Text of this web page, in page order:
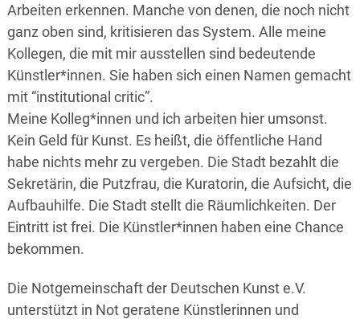
Arbeiten erkennen. Manche von denen, die noch nicht
ganz oben sind, kritisieren das System. Alle meine
Kollegen, die mit mir ausstellen sind bedeutende
Künstler*innen. Sie haben sich einen Namen gemacht
mit “institutional critic”.
Meine Kolleg*innen und ich arbeiten hier umsonst.
Kein Geld für Kunst. Es heißt, die öffentliche Hand
habe nichts mehr zu vergeben. Die Stadt bezahlt die
Sekretärin, die Putzfrau, die Kuratorin, die Aufsicht, die
Aufbauhilfe. Die Stadt stellt die Räumlichkeiten. Der
Eintritt ist frei. Die Künstler*innen haben eine Chance
bekommen.
Die Notgemeinschaft der Deutschen Kunst e.V.
unterstützt in Not geratene Künstlerinnen und